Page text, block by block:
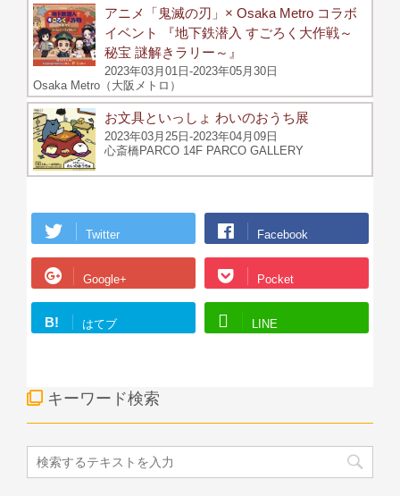
アニメ「鬼滅の刃」× Osaka Metro コラボ
イベント 『地下鉄潜入 すごろく大作戦～
秘宝 謎解きラリー～』
2023年03月01日-2023年05月30日
Osaka Metro（大阪メトロ）
お文具といっしょ わいのおうち展
2023年03月25日-2023年04月09日
心斎橋PARCO 14F PARCO GALLERY
Twitter Facebook
Google+ Pocket
B! はてブ LINE
キーワード検索